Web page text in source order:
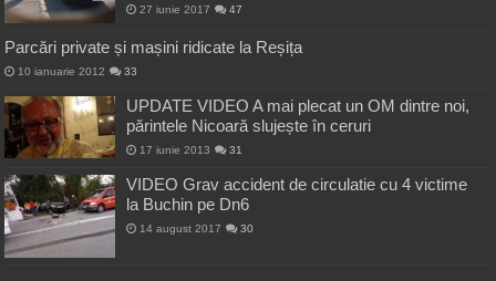
27 iunie 2017 47
Parcări private și mașini ridicate la Reșița
10 ianuarie 2012 33
UPDATE VIDEO A mai plecat un OM dintre noi,
părintele Nicoară slujește în ceruri
17 iunie 2013 31
VIDEO Grav accident de circulatie cu 4 victime
la Buchin pe Dn6
14 august 2017 30